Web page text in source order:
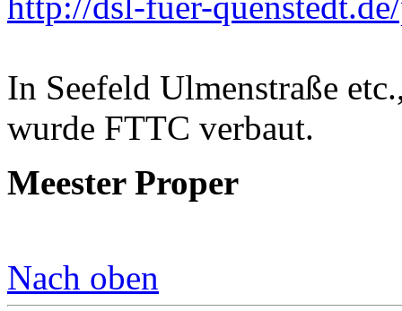
In Seefeld Ulmenstraße
wurde FTTC verbaut.
Meester Proper
Nach oben